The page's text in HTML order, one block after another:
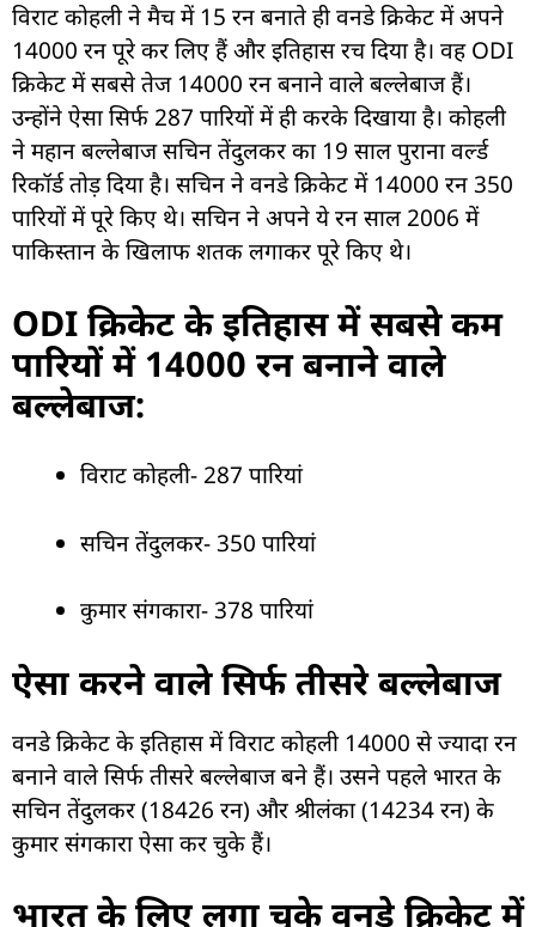
विराट कोहली ने मैच में 15 रन बनाते ही वनडे क्रिकेट में अपने
14000 रन पूरे कर लिए हैं और इतिहास रच दिया है। वह ODI
क्रिकेट में सबसे तेज 14000 रन बनाने वाले बल्लेबाज हैं।
उन्होंने ऐसा सिर्फ 287 पारियों में ही करके दिखाया है। कोहली
ने महान बल्लेबाज सचिन तेंदुलकर का 19 साल पुराना वर्ल्ड
रिकॉर्ड तोड़ दिया है। सचिन ने वनडे क्रिकेट में 14000 रन 350
पारियों में पूरे किए थे। सचिन ने अपने ये रन साल 2006 में
पाकिस्तान के खिलाफ शतक लगाकर पूरे किए थे।
ODI क्रिकेट के इतिहास में सबसे कम
पारियों में 14000 रन बनाने वाले
बल्लेबाज:
विराट कोहली- 287 पारियां
सचिन तेंदुलकर- 350 पारियां
कुमार संगकारा- 378 पारियां
ऐसा करने वाले सिर्फ तीसरे बल्लेबाज
वनडे क्रिकेट के इतिहास में विराट कोहली 14000 से ज्यादा रन
बनाने वाले सिर्फ तीसरे बल्लेबाज बने हैं। उसने पहले भारत के
सचिन तेंदुलकर (18426 रन) और श्रीलंका (14234 रन) के
कुमार संगकारा ऐसा कर चुके हैं।
भारत के लिए लगा चुके वनडे क्रिकेट में